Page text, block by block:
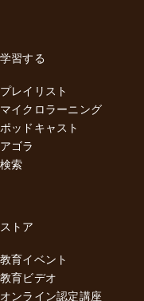
学習する
プレイリスト
マイクロラーニング
ポッドキャスト
アゴラ
検索
ストア
教育イベント
教育ビデオ
オンライン認定講座